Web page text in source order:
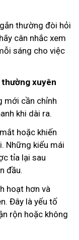
thường đòi hỏi
cân nhắc xem
sáng cho việc
xuyên
mới cần chỉnh
khi dài ra.
hoặc khiến
Những kiểu mái
tỉa lại sau
đầu.
hoạt hơn và
Đây là yếu tố
rộn hoặc không